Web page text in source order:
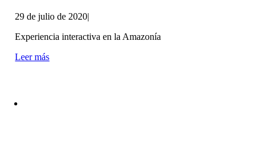
29 de julio de 2020|
Experiencia interactiva en la Amazonía
Leer más